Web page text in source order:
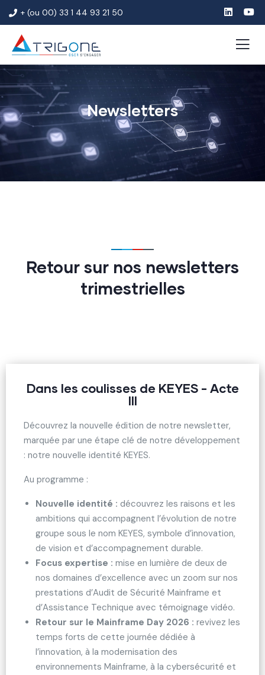
+ (ou 00) 33 1 44 93 21 50
Newsletters
Retour sur nos newsletters
trimestrielles
Dans les coulisses de KEYES - Acte
III
Découvrez la nouvelle édition de notre newsletter,
marquée par une étape clé de notre développement
: notre nouvelle identité KEYES.
Au programme :
Nouvelle identité : découvrez les raisons et les
ambitions qui accompagnent l’évolution de notre
groupe sous le nom KEYES, symbole d’innovation,
de vision et d’accompagnement durable.
Focus expertise : mise en lumière de deux de
nos domaines d’excellence avec un zoom sur nos
prestations d’Audit de Sécurité Mainframe et
d’Assistance Technique avec témoignage vidéo.
Retour sur le Mainframe Day 2026 : revivez les
temps forts de cette journée dédiée à
l’innovation, à la modernisation des
environnements Mainframe, à la cybersécurité et